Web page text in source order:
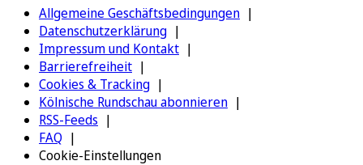
Allgemeine Geschäftsbedingungen
Datenschutzerklärung
Impressum und Kontakt
Barrierefreiheit
Cookies & Tracking
Kölnische Rundschau abonnieren
RSS-Feeds
FAQ
Cookie-Einstellungen